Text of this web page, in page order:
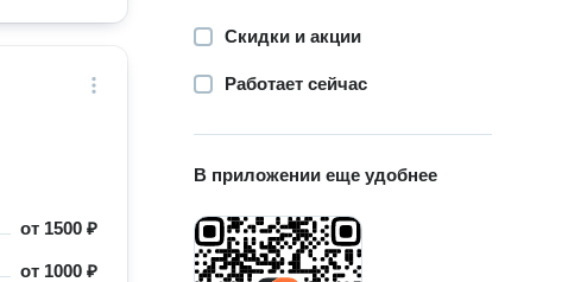
от 1500 ₽
от 1000 ₽
Скидки и акции
Работает сейчас
В приложении еще удобнее